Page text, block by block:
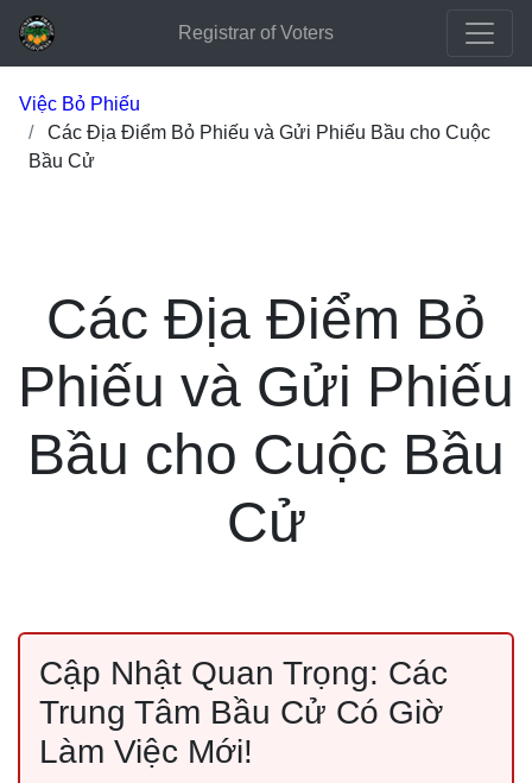
Registrar of Voters
Việc Bỏ Phiếu
Các Địa Điểm Bỏ Phiếu và Gửi Phiếu Bầu cho Cuộc
Bầu Cử
Các Địa Điểm Bỏ
Phiếu và Gửi Phiếu
Bầu cho Cuộc Bầu
Cử
Cập Nhật Quan Trọng: Các
Trung Tâm Bầu Cử Có Giờ
Làm Việc Mới!